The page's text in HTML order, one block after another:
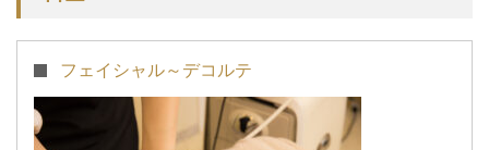
フェイシャル～デコルテ